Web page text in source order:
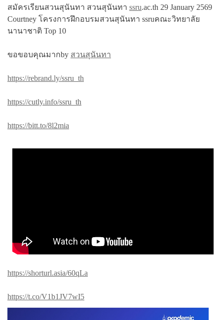
สมัครเรียนสวนสุนันทา สวนสุนันทา ssru.ac.th 29 January 2569
Courtney โครงการฝึกอบรมสวนสุนันทา ssruคณะวิทยาลัย
นานาชาติ Top 10
ขอขอบคุณมากby สวนสุนันทา
https://rebrand.ly/ssru_th
https://cutly.info/ssru_th
https://bitt.to/8l2mia
https://shorturl.asia/60qLa
https://t.co/V1b1JV7wI5